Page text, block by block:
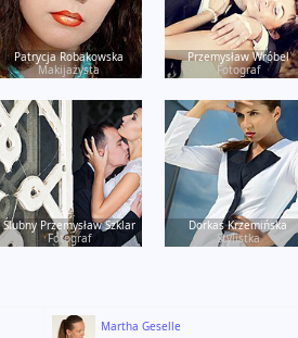
Patrycja Robakowska
Makijażysta
Przemysław Wróbel
Fotograf
Ślubny Przemysław Szklar
Fotograf
Dorkas Krzemińska
Stylistka
Martha Geselle